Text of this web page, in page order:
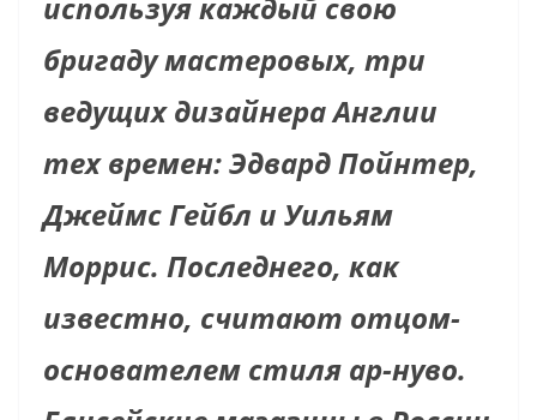
используя каждый свою
бригаду мастеровых, три
ведущих дизайнера Англии
тех времен: Эдвард Пойнтер,
Джеймс Гейбл и Уильям
Моррис. Последнего, как
известно, считают отцом-
основателем стиля ар-нуво.